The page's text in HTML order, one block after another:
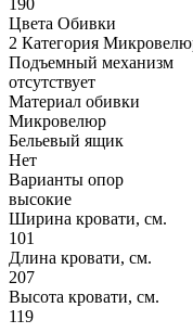
Цвета Обивки
2 Категория
Подъемный механизм
отсутствует
Материал обивки
Микровелюр
Бельевый ящик
Нет
Варианты опор
высокие
Ширина кровати, см.
101
Длина кровати, см.
207
Высота кровати, см.
119